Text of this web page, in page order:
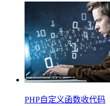
PHP自定义函数收代码